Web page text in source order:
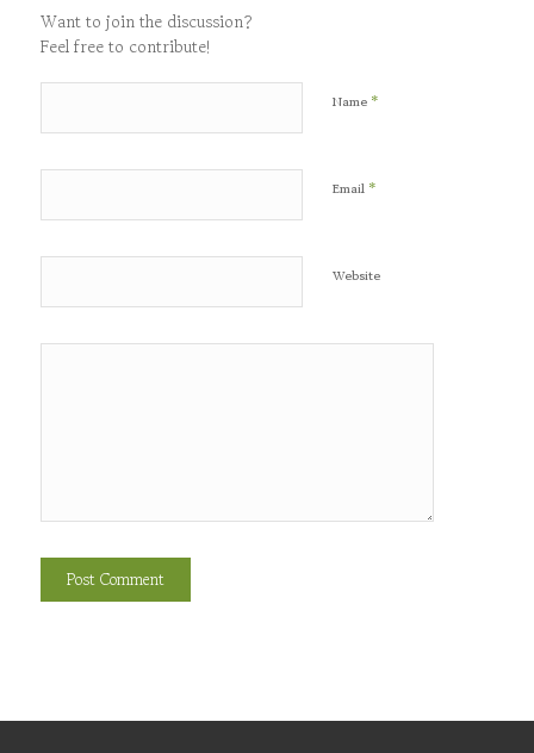
Want to join the discussion?
Feel free to contribute!
Name *
Email *
Website